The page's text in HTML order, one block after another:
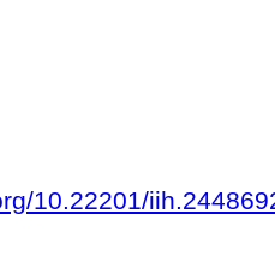
10.22201/